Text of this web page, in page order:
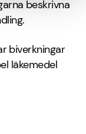
beskrivna
biverkningar
läkemedel